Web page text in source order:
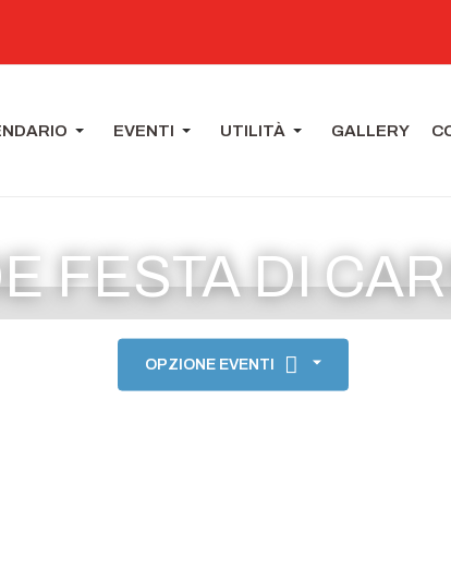
EVENTI UTILITÀ GALLERY
FESTA DI
OPZIONE EVENTI